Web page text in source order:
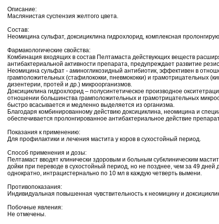
Описание:
Маслянистая суспензия желтого цвета.
Состав:
Неомицина сульфат, доксициклина гидрохлорид, комплексная
Фармакологические свойства:
Комбинация входящих в состав Пелтамаста действующих веществ
антибактериальной активности препарата, предупреждает развитие
Неомицина сульфат - аминогликозидный антибиотик, эффективен в
грамположительных (стафилококки, пневмококки) и грамотрицательных
дизентерии, протей и др.) микроорганизмов.
Доксициклина гидрохлорид – полусинтетическое производное
отношении большинства грамположительных и грамотрицательных
быстро всасывается и медленно выделяется из организма.
Благодаря комбинированному действию доксициклина, неомицина и
обеспечивается пролонгированное антибактериальное действие
Показания к применению:
Для профилактики и лечения мастита у коров в сухостойный период.
Способ применения и дозы:
Пелтамаст вводят клинически здоровым и больным субклиническим
дойки при переводе в сухостойный период, но не позднее, чем за 49 дней
однократно, интрацистернально по 10 мл в каждую четверть вымени.
Противопоказания:
Индивидуальная повышенная чувствительность к неомицину и
Побочные явления:
Не отмечены.